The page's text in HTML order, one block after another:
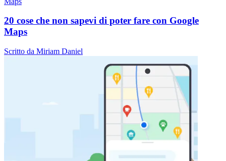
20 cose che non sapevi di poter fare con Google
Maps
Scritto da Miriam Daniel